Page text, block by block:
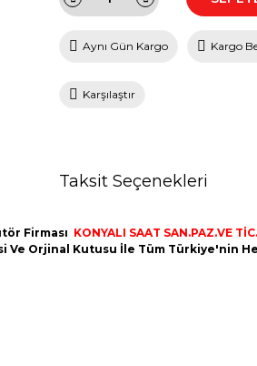
Aynı Gün Kargo Kargo
Karşılaştır
Taksit Seçenekleri
Firması KONYALI SAAT SAN.PAZ.VE
Ve Orjinal Kutusu İle Tüm Türkiye'nin